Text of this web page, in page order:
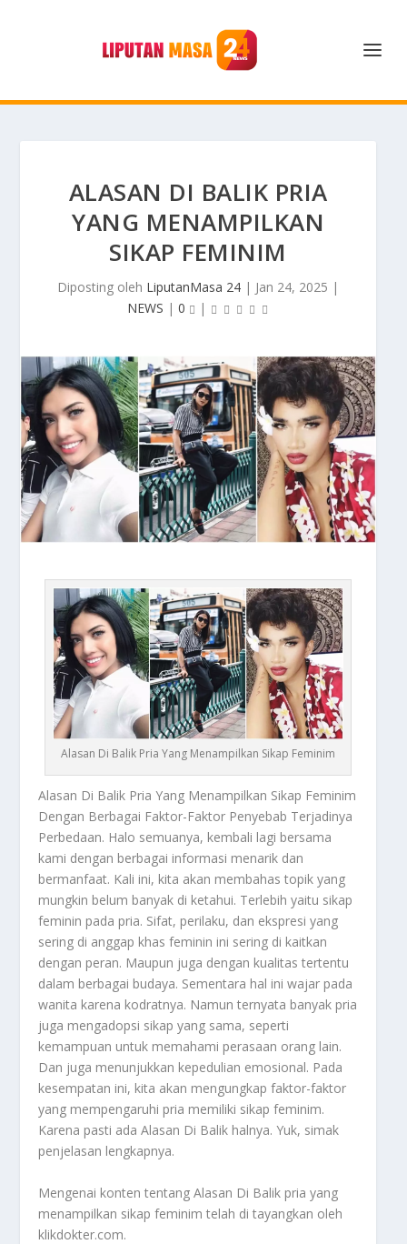
ALASAN DI BALIK PRIA
YANG MENAMPILKAN
SIKAP FEMINIM
Diposting oleh LiputanMasa 24 | Jan 24, 2025 |
NEWS | 0 |
Alasan Di Balik Pria Yang Menampilkan Sikap Feminim
Alasan Di Balik Pria Yang Menampilkan Sikap Feminim
Dengan Berbagai Faktor-Faktor Penyebab Terjadinya
Perbedaan. Halo semuanya, kembali lagi bersama
kami dengan berbagai informasi menarik dan
bermanfaat. Kali ini, kita akan membahas topik yang
mungkin belum banyak di ketahui. Terlebih yaitu sikap
feminin pada pria. Sifat, perilaku, dan ekspresi yang
sering di anggap khas feminin ini sering di kaitkan
dengan peran. Maupun juga dengan kualitas tertentu
dalam berbagai budaya. Sementara hal ini wajar pada
wanita karena kodratnya. Namun ternyata banyak pria
juga mengadopsi sikap yang sama, seperti
kemampuan untuk memahami perasaan orang lain.
Dan juga menunjukkan kepedulian emosional. Pada
kesempatan ini, kita akan mengungkap faktor-faktor
yang mempengaruhi pria memiliki sikap feminim.
Karena pasti adaAlasan Di Balik halnya. Yuk, simak
penjelasan lengkapnya.
Mengenai konten tentangAlasan Di Balik pria yang
menampilkan sikap feminim telah di tayangkan oleh
klikdokter.com.